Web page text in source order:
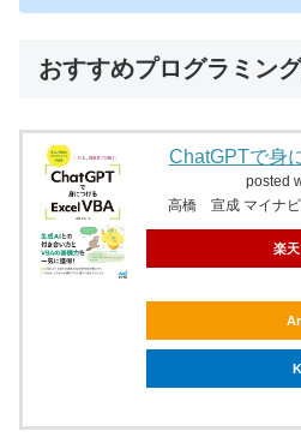
おすすめプログラミン
ChatGPTで身
posted
高橋 宣成 マイナ
楽